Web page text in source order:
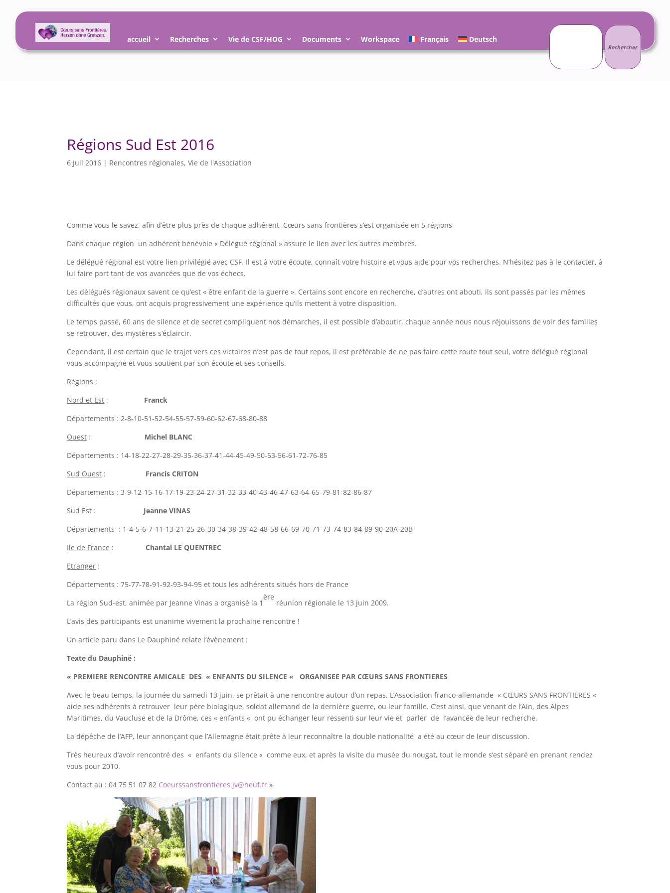
accueil Recherches Vie de CSF/HOG Documents Workspace Français Deutsch
Rechercher :
Régions Sud Est 2016
6 Juil 2016 | Rencontres régionales,Vie de l'Association
Comme vous le savez, afin d’être plus près de chaque adhérent, Cœurs sans frontières s’est organisée en 5 régions
Dans chaque région un adhérent bénévole « Délégué régional » assure le lien avec les autres membres.
Le délégué régional est votre lien privilégié avec CSF. Il est à votre écoute, connaît votre histoire et vous aide pour vos recherches. N’hésitez pas à le contacter, à
lui faire part tant de vos avancées que de vos échecs.
Les délégués régionaux savent ce qu’est « être enfant de la guerre ». Certains sont encore en recherche, d’autres ont abouti, ils sont passés par les mêmes
difficultés que vous, ont acquis progressivement une expérience qu’ils mettent à votre disposition.
Le temps passé, 60 ans de silence et de secret compliquent nos démarches, il est possible d’aboutir, chaque année nous nous réjouissons de voir des familles
se retrouver, des mystères s’éclaircir.
Cependant, il est certain que le trajet vers ces victoires n’est pas de tout repos, il est préférable de ne pas faire cette route tout seul, votre délégué régional
vous accompagne et vous soutient par son écoute et ses conseils.
Régions :
Nord et Est : Franck
Départements : 2-8-10-51-52-54-55-57-59-60-62-67-68-80-88
Ouest : Michel BLANC
Départements : 14-18-22-27-28-29-35-36-37-41-44-45-49-50-53-56-61-72-76-85
Sud Ouest : Francis CRITON
Départements : 3-9-12-15-16-17-19-23-24-27-31-32-33-40-43-46-47-63-64-65-79-81-82-86-87
Sud Est : Jeanne VINAS
Départements : 1-4-5-6-7-11-13-21-25-26-30-34-38-39-42-48-58-66-69-70-71-73-74-83-84-89-90-20A-20B
Ile de France :Chantal LE QUENTREC
Etranger :
Départements : 75-77-78-91-92-93-94-95 et tous les adhérents situés hors de France
La région Sud-est, animée par Jeanne Vinas a organisé la 1
ère
réunion régionale le 13 juin 2009.
L’avis des participants est unanime vivement la prochaine rencontre !
Un article paru dans Le Dauphiné relate l’évènement :
Texte du Dauphiné :
« PREMIERE RENCONTRE AMICALE DES « ENFANTS DU SILENCE « ORGANISEE PAR CŒURS SANS FRONTIERES
Avec le beau temps, la journée du samedi 13 juin, se prêtait à une rencontre autour d’un repas. L’Association franco-allemande « CŒURS SANS FRONTIERES «
aide ses adhérents à retrouver leur père biologique, soldat allemand de la dernière guerre, ou leur famille. C’est ainsi, que venant de l’Ain, des Alpes
Maritimes, du Vaucluse et de la Drôme, ces « enfants « ont pu échanger leur ressenti sur leur vie et parler de l’avancée de leur recherche.
La dépêche de l’AFP, leur annonçant que l’Allemagne était prête à leur reconnaître la double nationalité a été au cœur de leur discussion.
Très heureux d’avoir rencontré des « enfants du silence « comme eux, et après la visite du musée du nougat, tout le monde s’est séparé en prenant rendez
vous pour 2010.
Contact au : 04 75 51 07 82 Coeurssansfrontieres.jv@neuf.fr »